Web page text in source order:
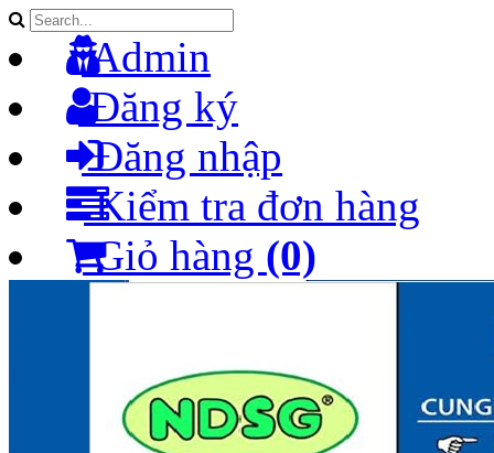
Admin
Đăng ký
Đăng nhập
Kiểm tra đơn hàng
Giỏ hàng (0)